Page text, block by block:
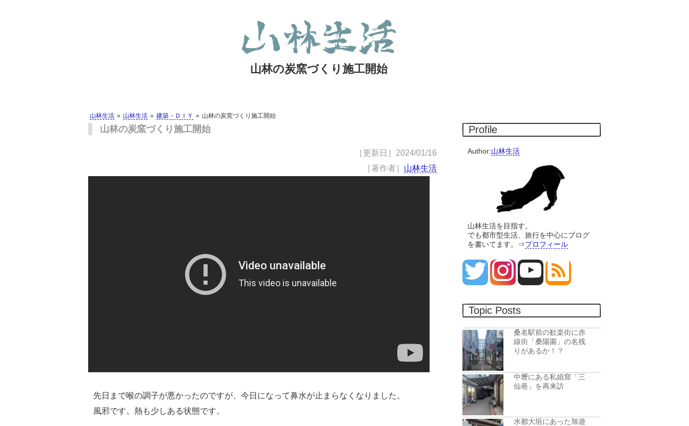
山林の炭窯づくり施工開始
山林生活 山林生活 建築・ＤＩＹ 山林の炭窯づくり施工開始
山林の炭窯づくり施工開始
［更新日］ 2024/01/16
［著作者］ 山林生活
先日まで喉の調子が悪かったのですが、今日になって鼻水が止まらなくなりました。
風邪です。熱も少しある状態です。
Profile
Author:山林生活
山林生活を目指す。
でも都市型生活、旅行を中心にブログ
を書いてます。⇒プロフィール
Topic Posts
桑名駅前の歓楽街に赤
線街「桑陽園」の名残
りがあるか！？
中壢にある私娼窟「三
仙巷」を再来訪
水都大垣にあった旭遊